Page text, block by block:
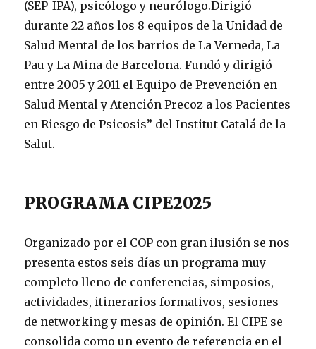
(SEP-IPA), psicólogo y neurólogo.Dirigió
durante 22 años los 8 equipos de la Unidad de
Salud Mental de los barrios de La Verneda, La
Pau y La Mina de Barcelona. Fundó y dirigió
entre 2005 y 2011 el Equipo de Prevención en
Salud Mental y Atención Precoz a los Pacientes
en Riesgo de Psicosis” del Institut Catalá de la
Salut.
PROGRAMA CIPE2025
Organizado por el COP con gran ilusión se nos
presenta estos seis días un programa muy
completo lleno de conferencias, simposios,
actividades, itinerarios formativos, sesiones
de networking y mesas de opinión. El CIPE se
consolida como un evento de referencia en el